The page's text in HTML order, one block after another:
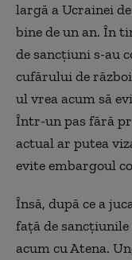
largă a Ucrainei
bine de un an. În
de sancțiuni s-au
cufărului de
ul vrea acum să
Într-un pas fără
actual ar putea
evite embargoul
Însă, după ce a
față de sancțiunile
acum cu Atena.